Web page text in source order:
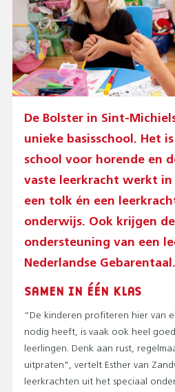
De Bolster in Sint-
unieke basisschool. Het
school voor horende en
vaste leerkracht werkt in
een tolk én een
onderwijs. Ook krijgen
ondersteuning van een
Nederlandse Gebarentaal.
SAMEN IN ÉÉN KLAS
“De kinderen profiteren hier van
nodig heeft, is vaak ook heel
leerlingen. Denk aan rust,
uitpraten", vertelt Esther van
leerkrachten uit het speciaal